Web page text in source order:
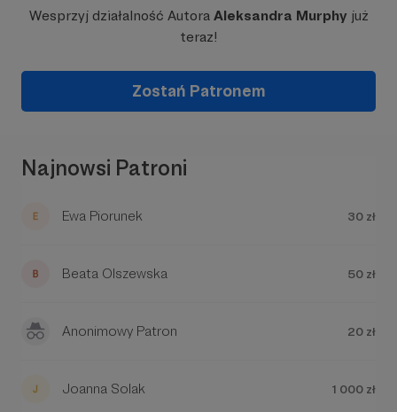
Motywuję, inspiruję, edukuję. Tworzę programy
rozwojowe, które pomagają ludziom przełamywać
blokady, wzmacniać poczucie własnej wartości i
konsekwentnie realizować swoje cele.Nie chodzi
o chwilowy zryw, lecz o trwałą zmianę –
proces, który prowadzi do życia w zgodzie ze
296160389521197
Miłości!
Wesprzyj działalność Autora Aleksandra Murphyjuż
teraz!
Zostań Patronem
Najnowsi Patroni
Ewa Piorunek 30 zł
Beata Olszewska 50 zł
Anonimowy Patron 20 zł
Joanna Solak 1 000 zł